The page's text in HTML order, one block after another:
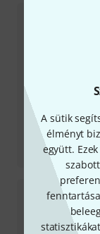
A sütik
élményt
együtt.
Iron Cobra